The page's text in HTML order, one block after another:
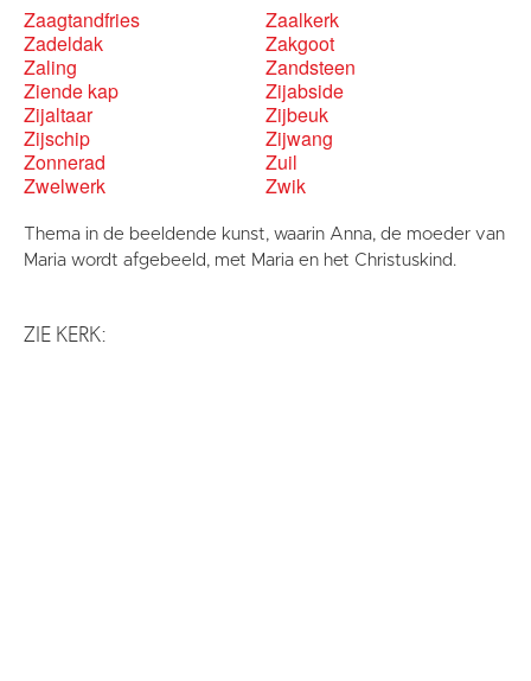
Zaagtandfries
Zaalkerk
Zadeldak
Zakgoot
Zaling
Zandsteen
Ziende kap
Zijabside
Zijaltaar
Zijbeuk
Zijschip
Zijwang
Zonnerad
Zuil
Zwelwerk
Zwik
Thema in de beeldende kunst, waarin Anna, de moeder van
Maria wordt afgebeeld, met Maria en het Christuskind.
ZIE KERK: